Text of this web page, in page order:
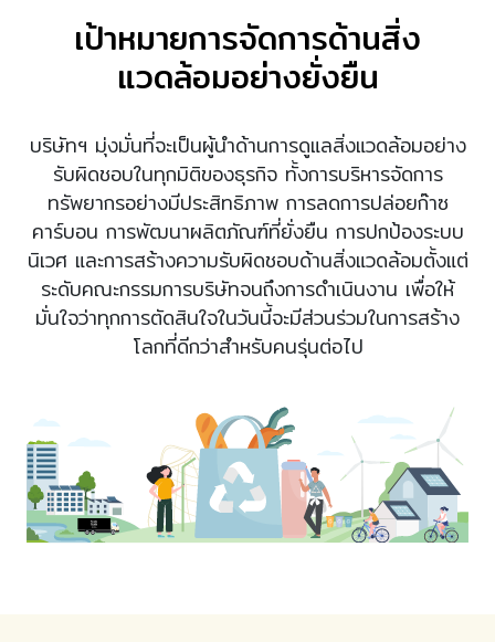
เป้าหมายการจัดการด้านสิ่ง
แวดล้อมอย่างยั่งยืน
บริษัทฯ มุ่งมั่นที่จะเป็นผู้นำด้านการดูแลสิ่งแวดล้อมอย่าง
รับผิดชอบในทุกมิติของธุรกิจ ทั้งการบริหารจัดการ
ทรัพยากรอย่างมีประสิทธิภาพ การลดการปล่อยก๊าซ
คาร์บอน การพัฒนาผลิตภัณฑ์ที่ยั่งยืน การปกป้องระบบ
นิเวศ และการสร้างความรับผิดชอบด้านสิ่งแวดล้อมตั้งแต่
ระดับคณะกรรมการบริษัทจนถึงการดำเนินงาน เพื่อให้
มั่นใจว่าทุกการตัดสินใจในวันนี้จะมีส่วนร่วมในการสร้าง
โลกที่ดีกว่าสำหรับคนรุ่นต่อไป